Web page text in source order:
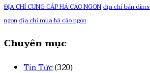
ĐỊA CHỈ CUNG CẤP HẢ CÁO NGONđịa chỉ bán
ngonđịa chỉ mua há cảo ngon
Chuyên mục
Tin Tức(320)